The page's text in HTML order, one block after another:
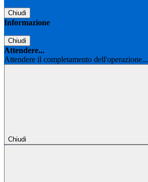
Chiudi
Informazione
Chiudi
Attendere...
Attendere il completamento dell'operazione...
Chiudi